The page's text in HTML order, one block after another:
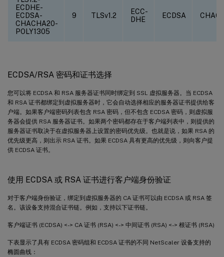
ECDHE-
ECDSA-
CHACHA20-
POLY1305
9 TLSv1.2
ECC-
DHE
ECDSA
ECDSA/RSA 密码和证书选择
您可以将 ECDSA 和 RSA 服务器证书同时绑定到 SSL 虚拟服务器。当 ECDSA
和 RSA 证书都绑定到虚拟服务器时，它会自动选择相应的服务器证书提供给客
户端。如果客户端密码列表包含 RSA 密码，但不包含 ECDSA 密码，则虚拟服
务器会提供 RSA 服务器证书。如果两个密码都存在于客户端列表中，则提供的
服务器证书取决于在虚拟服务器上设置的密码优先级。也就是说，如果 RSA 的
优先级更高，则出示 RSA 证书。如果 ECDSA 具有更高的优先级，则向客户提
供 ECDSA 证书。
使用 ECDSA 或 RSA 证书进行客户端身份验证
对于客户端身份验证，绑定到虚拟服务器的 CA 证书可以由 ECDSA 或 RSA 签
名。该设备支持混合证书链。例如，支持以下证书链。
客户端证书 (ECDSA) <-> CA 证书 (RSA) <-> 中间证书 (RSA) <-> 根证书 (RSA)
下表显示了具有 ECDSA 密码组和 ECDSA 证书的不同 NetScaler 设备支持的
椭圆曲线：